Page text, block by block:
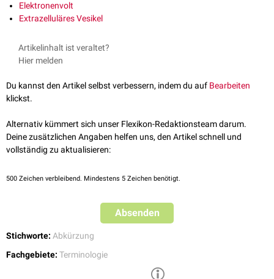
Elektronenvolt
Extrazelluläres Vesikel
Artikelinhalt ist veraltet?
Hier melden
Du kannst den Artikel selbst verbessern, indem du auf Bearbeiten
klickst.
Alternativ kümmert sich unser Flexikon-Redaktionsteam darum.
Deine zusätzlichen Angaben helfen uns, den Artikel schnell und
vollständig zu aktualisieren:
500 Zeichen verbleibend. Mindestens 5 Zeichen benötigt.
Absenden
Stichworte: Abkürzung
Fachgebiete: Terminologie